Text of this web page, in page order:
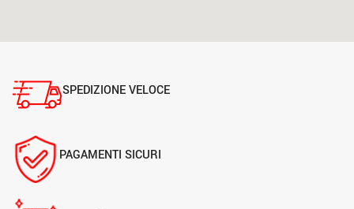
SPEDIZIONE VELOCE
PAGAMENTI SICURI